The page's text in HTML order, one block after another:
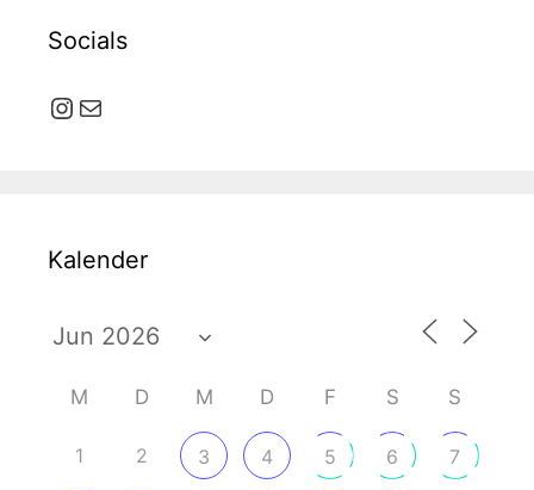
Socials
Instagram
E-Mail
Kalender
M D M D F S S
1 2 3 4 5 6 7